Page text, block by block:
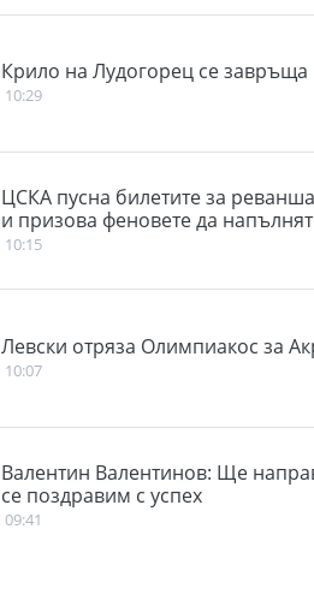
Крило на Лудогорец се
10:29
ЦСКА пусна билетите за
и призова феновете да
10:15
Левски отряза Олимпиакос за
10:07
Валентин Валентинов: Ще
се поздравим с успех
09:41